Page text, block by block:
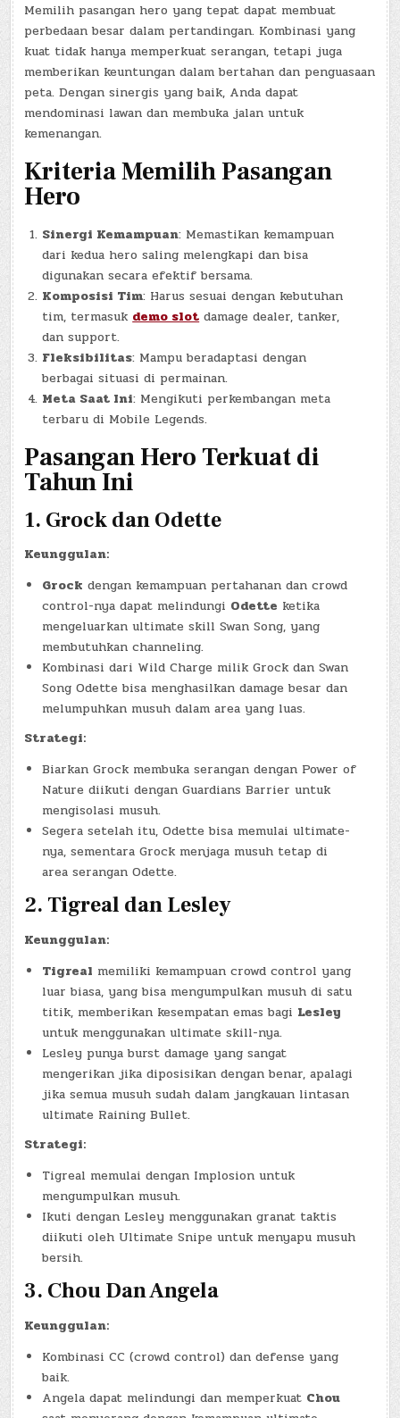
Memilih pasangan hero yang tepat dapat membuat
perbedaan besar dalam pertandingan. Kombinasi yang
kuat tidak hanya memperkuat serangan, tetapi juga
memberikan keuntungan dalam bertahan dan penguasaan
peta. Dengan sinergis yang baik, Anda dapat
mendominasi lawan dan membuka jalan untuk
kemenangan.
Kriteria Memilih Pasangan
Hero
Sinergi Kemampuan: Memastikan kemampuan
dari kedua hero saling melengkapi dan bisa
digunakan secara efektif bersama.
Komposisi Tim: Harus sesuai dengan kebutuhan
tim, termasuk demo slot damage dealer, tanker,
dan support.
Fleksibilitas: Mampu beradaptasi dengan
berbagai situasi di permainan.
Meta Saat Ini: Mengikuti perkembangan meta
terbaru di Mobile Legends.
Pasangan Hero Terkuat di
Tahun Ini
1. Grock dan Odette
Keunggulan:
Grock dengan kemampuan pertahanan dan crowd
control-nya dapat melindungi Odette ketika
mengeluarkan ultimate skill Swan Song, yang
membutuhkan channeling.
Kombinasi dari Wild Charge milik Grock dan Swan
Song Odette bisa menghasilkan damage besar dan
melumpuhkan musuh dalam area yang luas.
Strategi:
Biarkan Grock membuka serangan dengan Power of
Nature diikuti dengan Guardians Barrier untuk
mengisolasi musuh.
Segera setelah itu, Odette bisa memulai ultimate-
nya, sementara Grock menjaga musuh tetap di
area serangan Odette.
2. Tigreal dan Lesley
Keunggulan:
Tigreal memiliki kemampuan crowd control yang
luar biasa, yang bisa mengumpulkan musuh di satu
titik, memberikan kesempatan emas bagi Lesley
untuk menggunakan ultimate skill-nya.
Lesley punya burst damage yang sangat
mengerikan jika diposisikan dengan benar, apalagi
jika semua musuh sudah dalam jangkauan lintasan
ultimate Raining Bullet.
Strategi:
Tigreal memulai dengan Implosion untuk
mengumpulkan musuh.
Ikuti dengan Lesley menggunakan granat taktis
diikuti oleh Ultimate Snipe untuk menyapu musuh
bersih.
3. Chou Dan Angela
Keunggulan:
Kombinasi CC (crowd control) dan defense yang
baik.
Angela dapat melindungi dan memperkuat Chou